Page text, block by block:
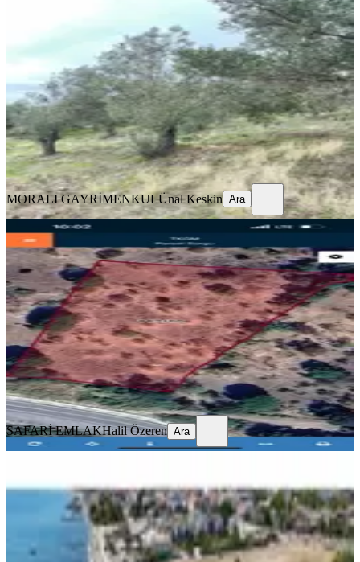
Zeytinlik Uygun Fiyat
Ayvacık, Gülpınar Köyü
6486 m² ·478/m²·30.07.2025
3.100.000 ₺
MORALI GAYRİMENKULÜnal Keskin
Ara
MORALI GAYRİMENKULÜnal Keskin Ara
Nusratlı Köyünde Tarla
Ayvacık, Nusratlı Köyü
4999 m² ·1.600/m² ·01.09.2025
8.000.000 ₺
SAFARİ EMLAK Halil Özeren
Ara
SAFARİ EMLAKHalil Özeren Ara
| İmarlı
Ayvacık, Mıhlı Mahallesi
1000 m²·100.000/m²·22.05.2026